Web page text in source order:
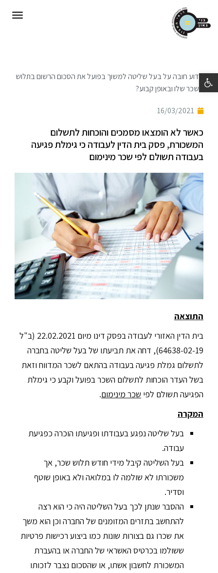
פתח סרגל נגישותמדוע חובה על בעל שליטה למשוך בפועל את הסכום הרשום בתלוש
השכר שלו ובאופן קבוע?
16/03/2021
כאשר לא הומצאו מסמכים והוכחות לתשלום
המשכורת, פסק בית הדין לעבודה כי גימלת פגיעה
בעבודה תשולם לפי שכר מינימום
התוצאה
בית הדין האזורי לעבודה בפסק דינו מיום 22.02.2021 (ב"ל
64638-02-19), דחה את תביעתו של בעל שליטה בחברה
לתשלום גמלת פגיעה בעבודה בהתאם לשכר המדווח וזאת
בשל העדר הוכחות לתשלום השכר בפועל וקבע כי גימלת
הפגיעה תשולם לפי שכר מינימום.
המקרה
בעל שליטה נפגע בעבודתו ופגיעתו הוכרה כפגיעת
עבודה.
בעל השליטה קיבל מידי חודש תלוש שכר, אך
משכורתו לא שולמה לו במלואה ולא באופן שוטף
וסדיר.
ההסבר שנתן לכך בעל השליטה היה כי הוא רצה
להתחשב בתזרים המזומנים של החברה וכן הוא משך
את שכרו גם בצורות שונות כמו ביצוע רכישות פרטיות
ששולמו בכרטיס האשראי של החברה או בהעברת
המשכורת לחשבון אשתו, או שהסכום נצבר לזכותו